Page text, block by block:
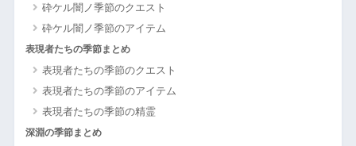
砕ケル闇ノ季節のクエスト
砕ケル闇ノ季節のアイテム
表現者たちの季節まとめ
表現者たちの季節のクエスト
表現者たちの季節のアイテム
表現者たちの季節の精霊
深淵の季節まとめ